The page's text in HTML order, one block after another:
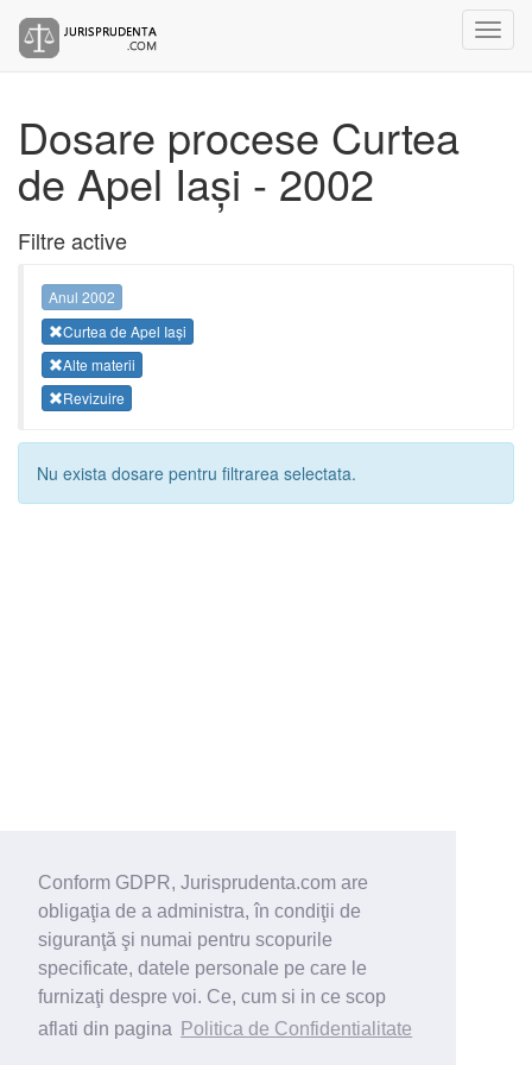
Conform GDPR, Jurisprudenta.com are
obligaţia de a administra, în condiţii de
siguranţă şi numai pentru scopurile
specificate, datele personale pe care le
furnizaţi despre voi. Ce, cum si in ce scop
aflati din pagina
Politica de Confidentialitate
Dosare procese Curtea
de Apel Iași - 2002
Filtre active
Anul 2002
Curtea de Apel Iași
Alte materii
Revizuire
Nu exista dosare pentru filtrarea selectata.